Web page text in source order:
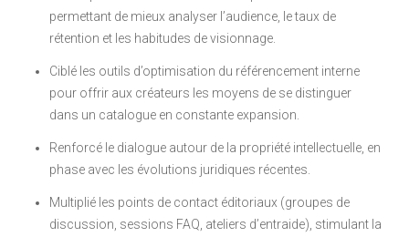
permettant de mieux analyser l’audience, le taux de
rétention et les habitudes de visionnage.
Ciblé les outils d’optimisation du référencement interne
pour offrir aux créateurs les moyens de se distinguer
dans un catalogue en constante expansion.
Renforcé le dialogue autour de la propriété intellectuelle, en
phase avec les évolutions juridiques récentes.
Multiplié les points de contact éditoriaux (groupes de
discussion, sessions FAQ, ateliers d’entraide), stimulant la